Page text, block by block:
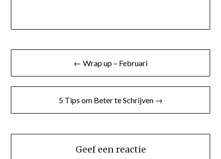
Bericht
navigatie
← Wrap up – Februari
5 Tips om Beter te Schrijven →
Geef een reactie